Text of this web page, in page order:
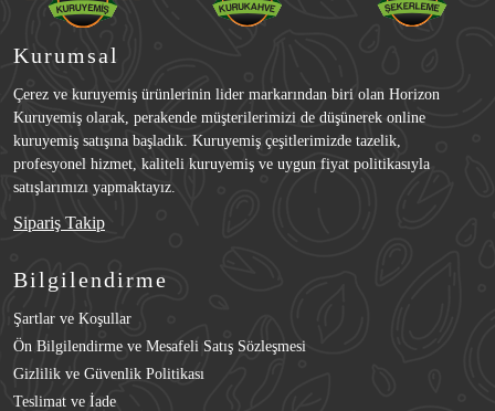
Kurumsal
Çerez ve kuruyemiş ürünlerinin lider markarından biri olan Horizon
Kuruyemiş olarak, perakende müşterilerimizi de düşünerek online
kuruyemiş satışına başladık. Kuruyemiş çeşitlerimizde tazelik,
profesyonel hizmet, kaliteli kuruyemiş ve uygun fiyat politikasıyla
satışlarımızı yapmaktayız.
Sipariş Takip
Bilgilendirme
Şartlar ve Koşullar
Ön Bilgilendirme ve Mesafeli Satış Sözleşmesi
Gizlilik ve Güvenlik Politikası
Teslimat ve İade